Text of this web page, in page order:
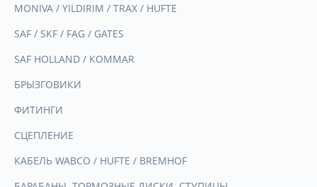
MONIVA / YILDIRIM / TRAX / HUFTE
SAF / SKF / FAG / GATES
SAF HOLLAND / KOMMAR
БРЫЗГОВИКИ
ФИТИНГИ
СЦЕПЛЕНИЕ
КАБЕЛЬ WABCO / HUFTE / BREMHOF